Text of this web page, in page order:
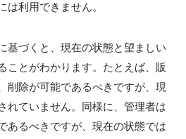
は利用できません。
基づくと、現在の状態と望ましい
ことがわかります。たとえば、販
削除が可能であるべきですが、現
れていません。同様に、管理者は
あるべきですが、現在の状態では